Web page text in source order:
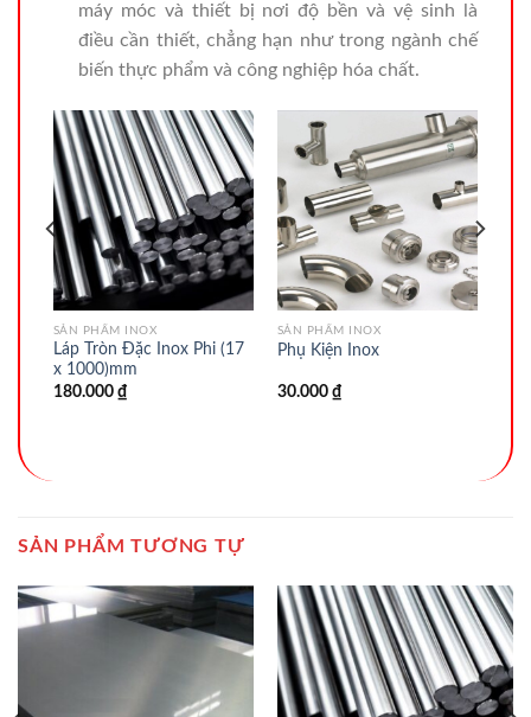
máy móc và thiết bị nơi độ bền và vệ sinh là
điều cần thiết, chẳng hạn như trong ngành chế
biến thực phẩm và công nghiệp hóa chất.
SẢN PHẨM INOX
Láp Tròn Đặc Inox Phi (17
x 1000)mm
180.000 ₫
SẢN PHẨM INOX
Phụ Kiện Inox
30.000 ₫
SẢN PHẨM TƯƠNG TỰ